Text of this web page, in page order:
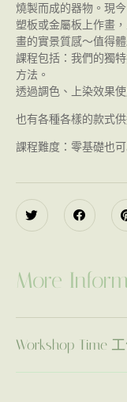
燒製而成的器物。現
塑板或金屬板上作畫
畫的實景質感～值得體
課程包括：我們的獨
方法。
透過調色、上染效果
也有各種各樣的款式
課程難度：零基礎也
More
Workshop Time